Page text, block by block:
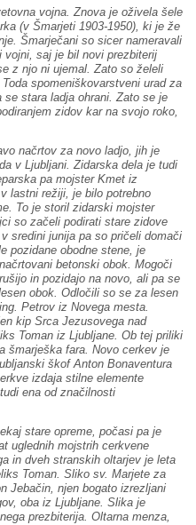
vojna. Znova je oživela šele
(v Šmarjeti 1903-1950), ki je že
Šmarječani so sicer nameravali
saj je bil novi prezbiterij
z njo ni ujemal. Zato so želeli
spomeniškovarstveni urad za
stara ladja ohrani. Zato se je
zidov kar na svojo roko,
načrtov za novo ladjo, jih je
v Ljubljani. Zidarska dela je tudi
pa mojster Kmet iz
lastni režiji, je bilo potrebno
To je storil zidarski mojster
so začeli podirati stare zidove
sredini junija pa so pričeli domači
pozidane obodne stene, je
betonski obok. Mogoči
in pozidajo na novo, ali pa se
obok. Odločili so se za lesen
Petrov iz Novega mesta.
kip Srca Jezusovega nad
Toman iz Ljubljane. Ob tej priliki
šmarješka fara. Novo cerkev je
škof Anton Bonaventura
izdaja stilne elemente
ena od značilnosti
stare opreme, počasi pa je
uglednih mojstrih cerkvene
in dveh stranskih oltarjev je leta
Toman. Sliko sv. Marjete za
Jebačin, njen bogato izrezljani
oba iz Ljubljane. Slika je
prezbiterija. Oltarna menza,